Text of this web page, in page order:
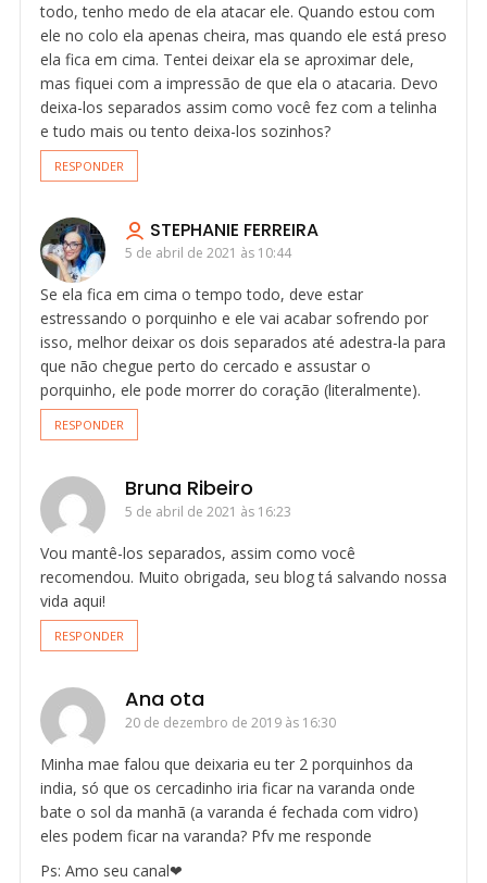
todo, tenho medo de ela atacar ele. Quando estou com
ele no colo ela apenas cheira, mas quando ele está preso
ela fica em cima. Tentei deixar ela se aproximar dele,
mas fiquei com a impressão de que ela o atacaria. Devo
deixa-los separados assim como você fez com a telinha
e tudo mais ou tento deixa-los sozinhos?
RESPONDER
STEPHANIE FERREIRA
5 de abril de 2021 às 10:44
Se ela fica em cima o tempo todo, deve estar
estressando o porquinho e ele vai acabar sofrendo por
isso, melhor deixar os dois separados até adestra-la para
que não chegue perto do cercado e assustar o
porquinho, ele pode morrer do coração (literalmente).
RESPONDER
Bruna Ribeiro
5 de abril de 2021 às 16:23
Vou mantê-los separados, assim como você
recomendou. Muito obrigada, seu blog tá salvando nossa
vida aqui!
RESPONDER
Ana ota
20 de dezembro de 2019 às 16:30
Minha mae falou que deixaria eu ter 2 porquinhos da
india, só que os cercadinho iria ficar na varanda onde
bate o sol da manhã (a varanda é fechada com vidro)
eles podem ficar na varanda? Pfv me responde
Ps: Amo seu canal❤